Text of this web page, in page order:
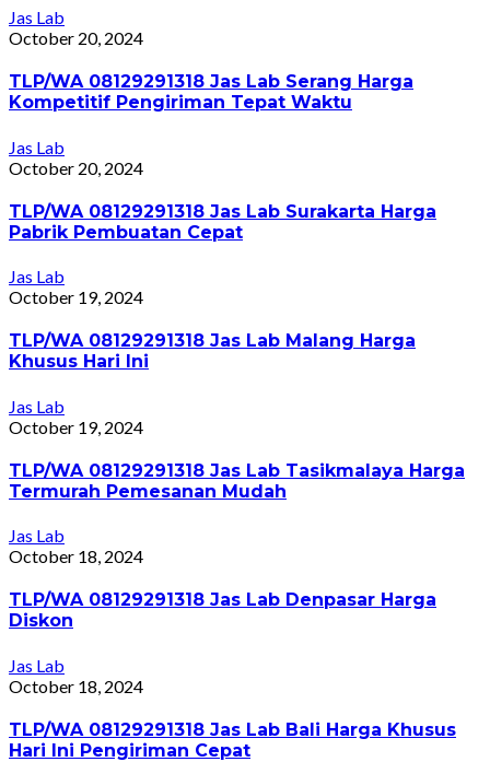
Jas Lab
October 20, 2024
TLP/WA 08129291318 Jas Lab Serang Harga
Kompetitif Pengiriman Tepat Waktu
Jas Lab
October 20, 2024
TLP/WA 08129291318 Jas Lab Surakarta Harga
Pabrik Pembuatan Cepat
Jas Lab
October 19, 2024
TLP/WA 08129291318 Jas Lab Malang Harga
Khusus Hari Ini
Jas Lab
October 19, 2024
TLP/WA 08129291318 Jas Lab Tasikmalaya Harga
Termurah Pemesanan Mudah
Jas Lab
October 18, 2024
TLP/WA 08129291318 Jas Lab Denpasar Harga
Diskon
Jas Lab
October 18, 2024
TLP/WA 08129291318 Jas Lab Bali Harga Khusus
Hari Ini Pengiriman Cepat